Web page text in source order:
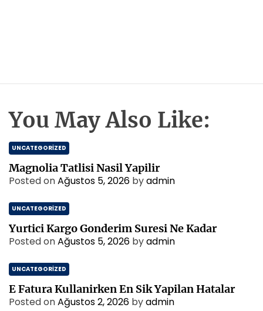
You May Also Like:
UNCATEGORIZED
Magnolia Tatlisi Nasil Yapilir
Posted onAğustos 5, 2026 byadmin
UNCATEGORIZED
Yurtici Kargo Gonderim Suresi Ne Kadar
Posted onAğustos 5, 2026 byadmin
UNCATEGORIZED
E Fatura Kullanirken En Sik Yapilan Hatalar
Posted onAğustos 2, 2026 byadmin